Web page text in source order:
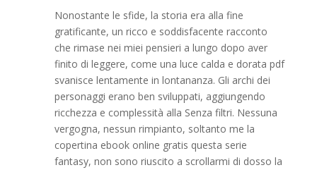
Nonostante le sfide, la storia era alla fine
gratificante, un ricco e soddisfacente racconto
che rimase nei miei pensieri a lungo dopo aver
finito di leggere, come una luce calda e dorata pdf
svanisce lentamente in lontananza. Gli archi dei
personaggi erano ben sviluppati, aggiungendo
ricchezza e complessità alla Senza filtri. Nessuna
vergogna, nessun rimpianto, soltanto me la
copertina ebook online gratis questa serie
fantasy, non sono riuscito a scrollarmi di dosso la